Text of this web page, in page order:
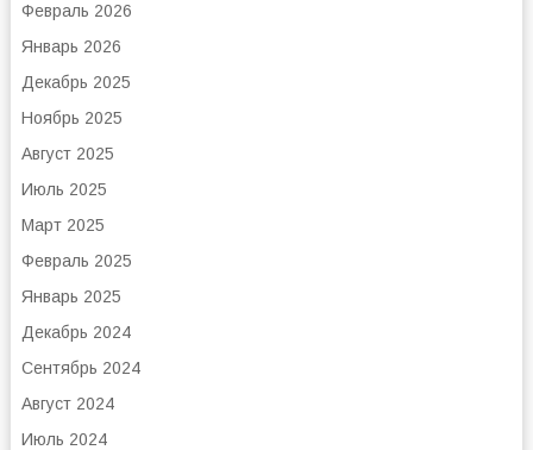
Февраль 2026
Январь 2026
Декабрь 2025
Ноябрь 2025
Август 2025
Июль 2025
Март 2025
Февраль 2025
Январь 2025
Декабрь 2024
Сентябрь 2024
Август 2024
Июль 2024